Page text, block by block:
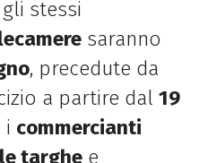
stessi
saranno
, precedute da
a partire dal 19
i commercianti
targhee